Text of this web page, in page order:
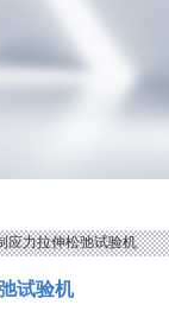
应力拉伸松弛试验机
试验机